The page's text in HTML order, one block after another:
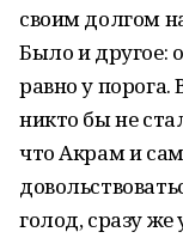
своим долгом
Было и другое:
равно у порога.
никто бы не
что Акрам и
голод, сразу